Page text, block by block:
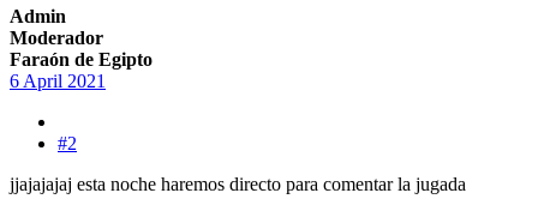
Admin
Moderador
Faraón de Egipto
6 April 2021
#2
jjajajajaj esta noche haremos directo para comentar la jugada